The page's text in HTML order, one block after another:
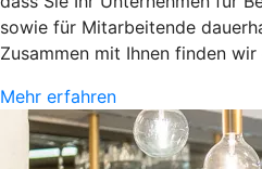
sowie für Mitarbeitende
Zusammen mit Ihnen finden
Mehr erfahren